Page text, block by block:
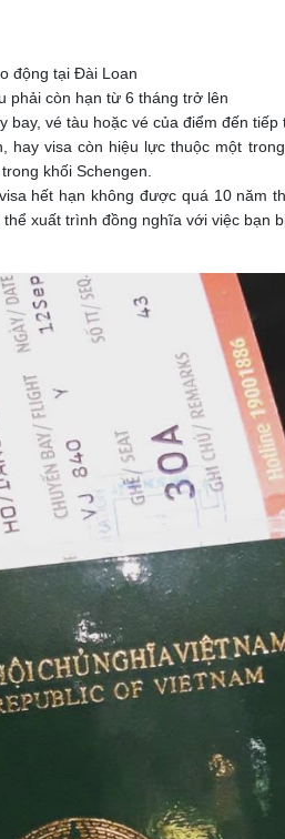
động tại Đài Loan
phải còn hạn từ 6 tháng trở lên
bay, vé tàu hoặc vé của điểm đến tiếp
visa còn hiệu lực thuộc một
khối Schengen.
hết hạn không được quá 10 năm
xuất trình đồng nghĩa với việc bạn